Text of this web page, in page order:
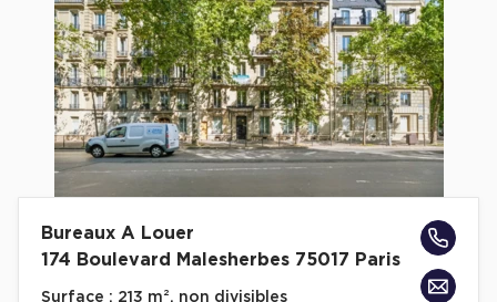
Bureaux A Louer
174 Boulevard Malesherbes 75017 Paris
Surface : 213 m², non divisibles